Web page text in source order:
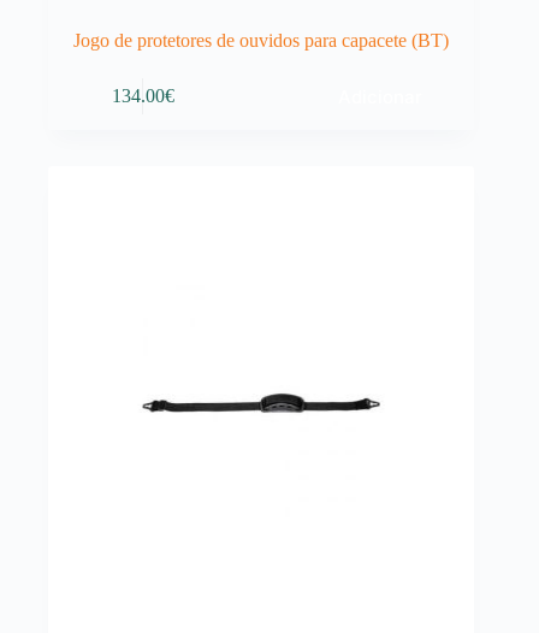
Jogo de protetores de ouvidos para capacete (BT)
134.00€